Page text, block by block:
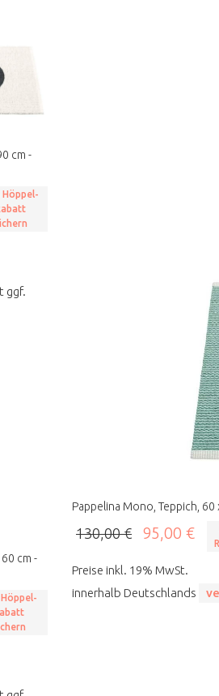
Pappelina Mono, Teppich,
130,00 € 95,00 €
Preise inkl. 19% MwSt.
innerhalb Deutschlands
cm -
Höppel-
ggf.
cm -